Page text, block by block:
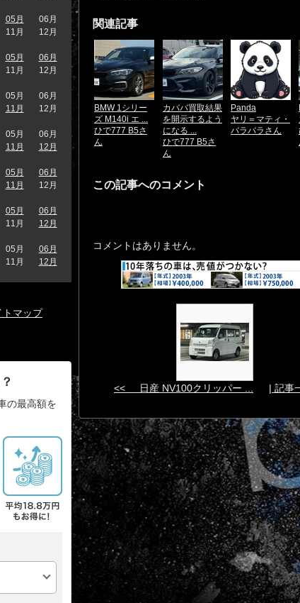
関連記事
BMW 1シリー
ズ M140i エ ...
ひで777 B5さ
ん
カババ買取結果
を開示するよう
になる ...
ひで777 B5さ
ん
Panda
ヤリ＝マティ・
バラバラさん
この記事へのコメント
コメントはありません。
<< 日産 NV100クリッパー ... | 記事
05月
06月
11月
12月
05月
06月
11月
12月
05月
06月
11月
12月
05月
06月
11月
12月
05月
06月
11月
12月
05月
06月
11月
12月
05月
06月
11月 12月
トマップ
の最高額を